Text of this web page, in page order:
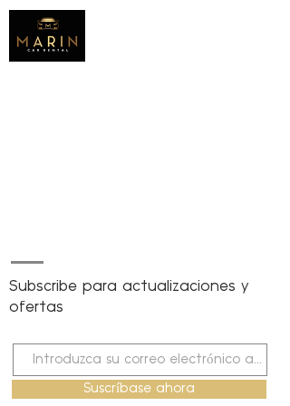
Subscribe para actualizaciones y
ofertas
Suscríbase ahora